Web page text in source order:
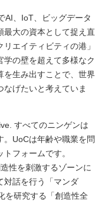
AI、IoT、ビッグデータ
最大の資本として捉え直
エイティビティの港」
学の壁を超えて多様なク
を生み出すことで、世界
げたいと考えていま
すべてのニンゲンは
UoCは年齢や職業を問
フォームです。
性を刺激するゾーンに
対話を行う「マンダ
を研究する「創造性全